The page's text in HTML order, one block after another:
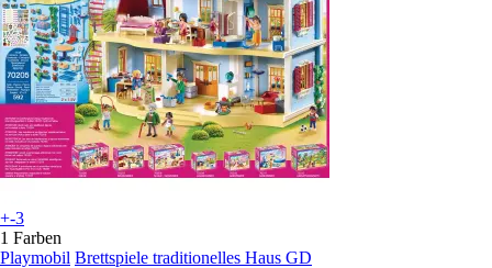
+-3
1 Farben
Playmobil Brettspiele traditionelles Haus GD